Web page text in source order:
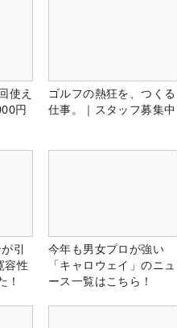
使え
円
ゴルフの熱狂を、つくる
仕事。｜スタッフ募集中
引
容性
！
今年も男女プロが強い
「キャロウェイ」のニュ
ース一覧はこちら！